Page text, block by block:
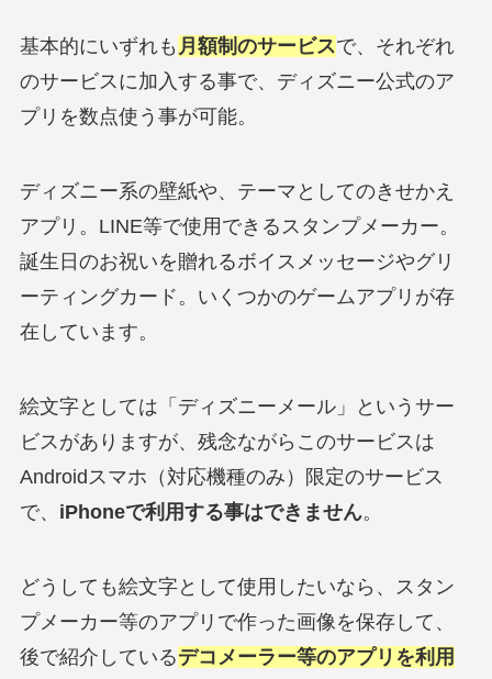
基本的にいずれも 月額制のサービスで、それぞれ
のサービスに加入する事で、ディズニー公式のア
プリを数点使う事が可能。
ディズニー系の壁紙や、テーマとしてのきせかえ
アプリ。LINE等で使用できるスタンプメーカー。
誕生日のお祝いを贈れるボイスメッセージやグリ
ーティングカード。いくつかのゲームアプリが存
在しています。
絵文字としては「ディズニーメール」というサー
ビスがありますが、残念ながらこのサービスは
Androidスマホ（対応機種のみ）限定のサービス
で、 iPhoneで利用する事はできません。
どうしても絵文字として使用したいなら、スタン
プメーカー等のアプリで作った画像を保存して、
後で紹介しているデコメーラー等のアプリを利用